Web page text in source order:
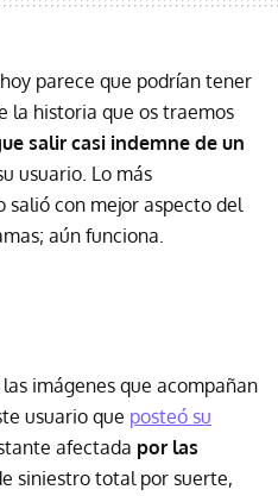
parece que podrían tener
la historia que os traemos
salir casi indemne de un
usuario. Lo más
salió con mejor aspecto del
aún funciona.
imágenes que acompañan
usuario que posteó su
afectada por las
siniestro total por suerte,